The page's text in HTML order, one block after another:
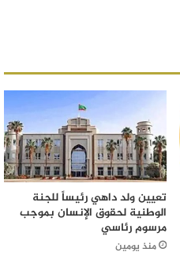
تعيين ولد داهي رئيساً للجنة
الوطنية لحقوق الإنسان بموجب
مرسوم رئاسي
منذ يومين